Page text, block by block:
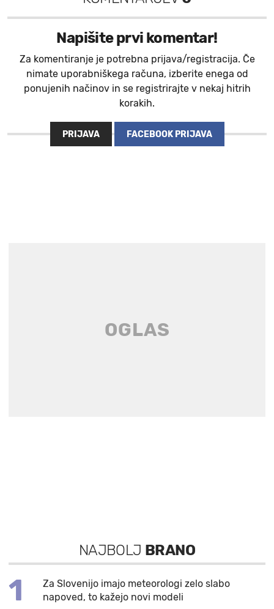
Napišite prvi komentar!
Za komentiranje je potrebna prijava/registracija. Če
nimate uporabniškega računa, izberite enega od
ponujenih načinov in se registrirajte v nekaj hitrih
korakih.
PRIJAVA FACEBOOK PRIJAVA
NAJBOLJ BRANO
1
Za Slovenijo imajo meteorologi zelo slabo
napoved, to kažejo novi modeli